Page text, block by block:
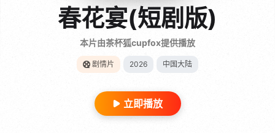
春花宴(短剧版)
本片由茶杯狐cupfox提供播放
剧情片 2026 中国大陆
立即播放